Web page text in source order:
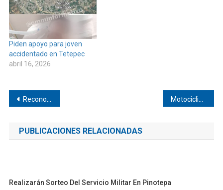
Piden apoyo para joven
accidentado en Tetepec
abril 16, 2026
Navegación
de
entradas
Reconocen legado jurídico de Benito Juárez en Pinotepa Motociclista se accidentó en Pinotepa
PUBLICACIONES RELACIONADAS
Realizarán Sorteo Del Servicio Militar En Pinotepa